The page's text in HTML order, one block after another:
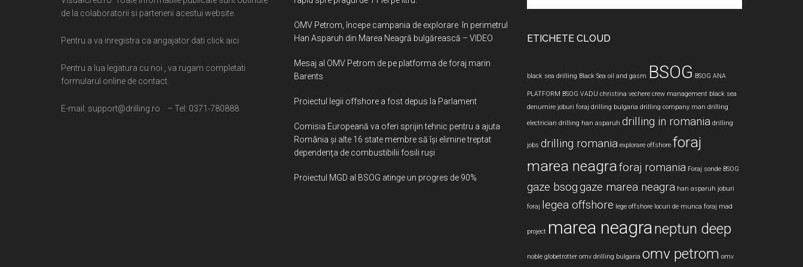
de la colaboratorii si partenerii acestui website.
Pentru a va inregistra ca angajator dati click aici
Pentru a lua legatura cu noi , va rugam completati
formularul online de contact.
E-mail: support@drilling.ro – Tel: 0371-780888
OMV Petrom, începe campania de explorare în perimetrul
Han Asparuh din Marea Neagră bulgărească – VIDEO
Mesaj al OMV Petrom de pe platforma de foraj marin
Barents
Proiectul legii offshore a fost depus la Parlament
Comisia Europeană va oferi sprijin tehnic pentru a ajuta
România şi alte 16 state membre să îşi elimine treptat
dependenţa de combustibilii fosili ruşi
Proiectul MGD al BSOG atinge un progres de 90%
ETICHETE CLOUD
black sea drilling Black Sea oil and gasm BSOG BSOG ANA
PLATFORM BSOG VADU christina vechere crew management black sea
denumire joburi foraj drilling bulgaria drilling company man drilling
electrician drilling han asparuh drilling in romania drilling
jobs drilling romania explorare offshore foraj
marea neagraforaj romania Foraj sonde BSOG
gaze bsoggaze marea neagra han asparuh joburi
foraj legea offshore lege offshore locuri de munca foraj mad
project marea neagraneptun deep
noble globetrotter omv drilling bulgaria omv petrom omv